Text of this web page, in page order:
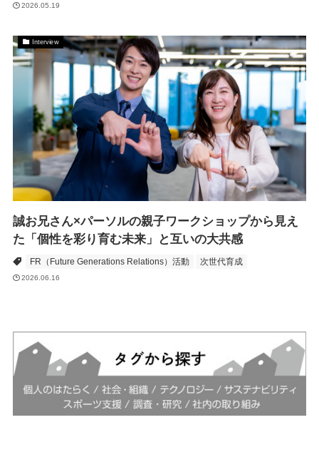
2026.05.19
Interview
誠お兄さん×パーソルの親子ワークショップから見え
た「個性を彩り育む未来」と互いの大共感
FR（Future Generations Relations）活動 次世代育成
2026.06.16